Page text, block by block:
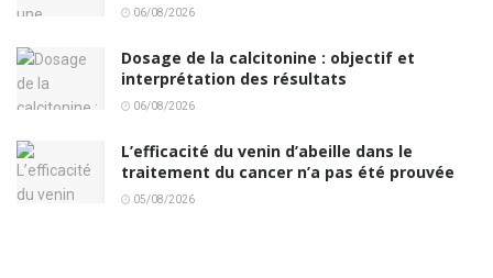
06/08/2026
Dosage de la calcitonine : objectif et
interprétation des résultats
06/08/2026
L’efficacité du venin d’abeille dans le
traitement du cancer n’a pas été prouvée
05/08/2026